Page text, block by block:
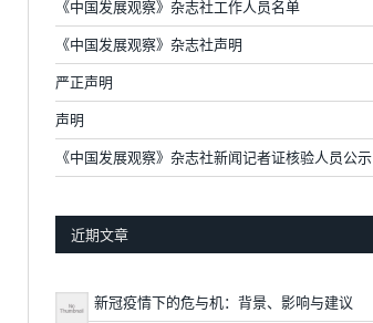
《中国发展观察》杂志社工作人员名单
《中国发展观察》杂志社声明
严正声明
声明
《中国发展观察》杂志社新闻记者证核验人员公示
近期文章
新冠疫情下的危与机：背景、影响与建议